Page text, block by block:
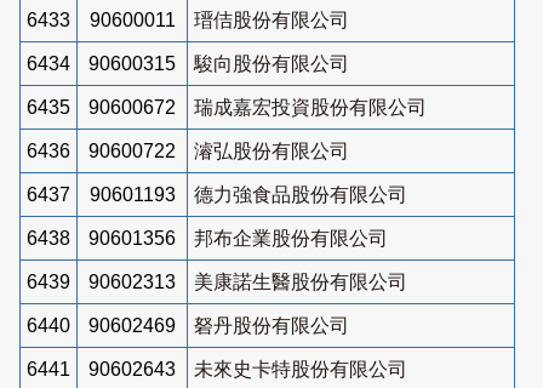
6433 90600011 瑨佶股份有限公司
6434 90600315 駿向股份有限公司
6435 90600672 瑞成嘉宏投資股份有限公司
6436 90600722 濬弘股份有限公司
6437 90601193 德力強食品股份有限公司
6438 90601356 邦布企業股份有限公司
6439 90602313 美康諾生醫股份有限公司
6440 90602469 砮丹股份有限公司
6441 90602643 未來史卡特股份有限公司